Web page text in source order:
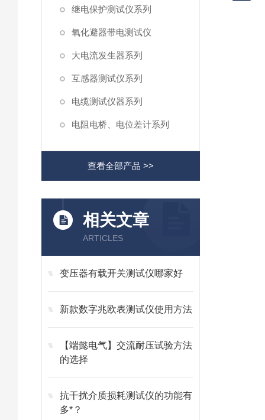
继电保护测试仪系列
氧化避器带电测试仪
大电流发生器系列
互感器测试仪系列
电缆测试仪器系列
电阻电桥、电位差计系列
查看全部产品 >>
相关文章
ARTICLES
变压器有载开关测试仪哪家好
新款数字兆欧表测试仪使用方法
【端懿电气】交流耐压试验方法
的选择
抗干扰介质损耗测试仪的功能有
多*？